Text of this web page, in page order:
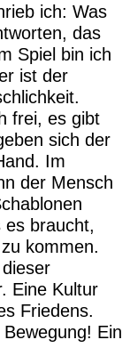
ich: Was
das
Spiel bin ich
ist der
frei, es gibt
sich der
Im
der Mensch
es braucht,
kommen.
Eine Kultur
Friedens.
Ein